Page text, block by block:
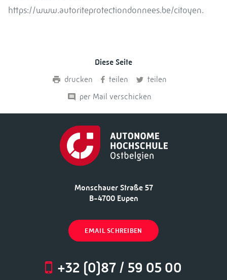
https://www.autoriteprotectiondonnees.be/citoyen.
Diese Seite
drucken
teilen
teilen
per Mail verschicken
Monschauer Straße 57
B-4700 Eupen
EMAIL SCHREIBEN
+32 (0)87 / 59 05 00